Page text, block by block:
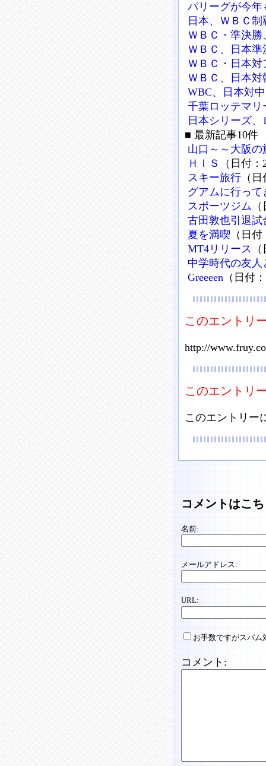
パリーグが今年
日本、ＷＢＣ制
ＷＢＣ・準決
ＷＢＣ、日本準
ＷＢＣ・日本対
ＷＢＣ、日本対
WBC、日本対
千葉ロッテマリ
日本シリーズ
■ 最新記事10件
山口～～大阪の
ＨＩＳ
（日付
スキー旅行 （
グアムに行って
スポーツジム
古田敦也引退試
夏を満喫 （日
MT4リリース
中学時代の友人
Greeeen （日付
このエントリ
http://
このエントリ
このエントリー
コメントはこ
名前:
メールアドレス:
URL:
お手数ですがスパム
コメント: